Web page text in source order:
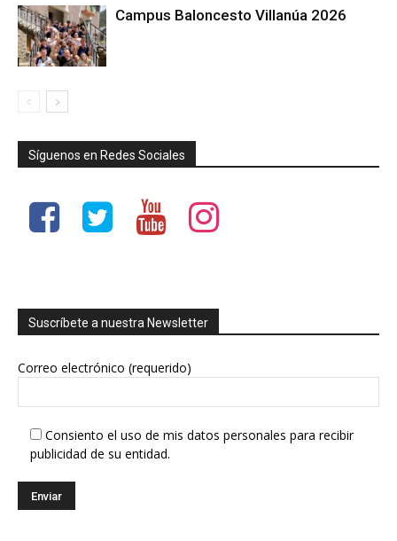
Campus Baloncesto Villanúa 2026
Síguenos en Redes Sociales
Suscríbete a nuestra Newsletter
Correo electrónico (requerido)
Consiento el uso de mis datos personales para recibir
publicidad de su entidad.